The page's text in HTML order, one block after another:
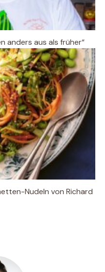
anders aus als früher“
Nudeln von Richard